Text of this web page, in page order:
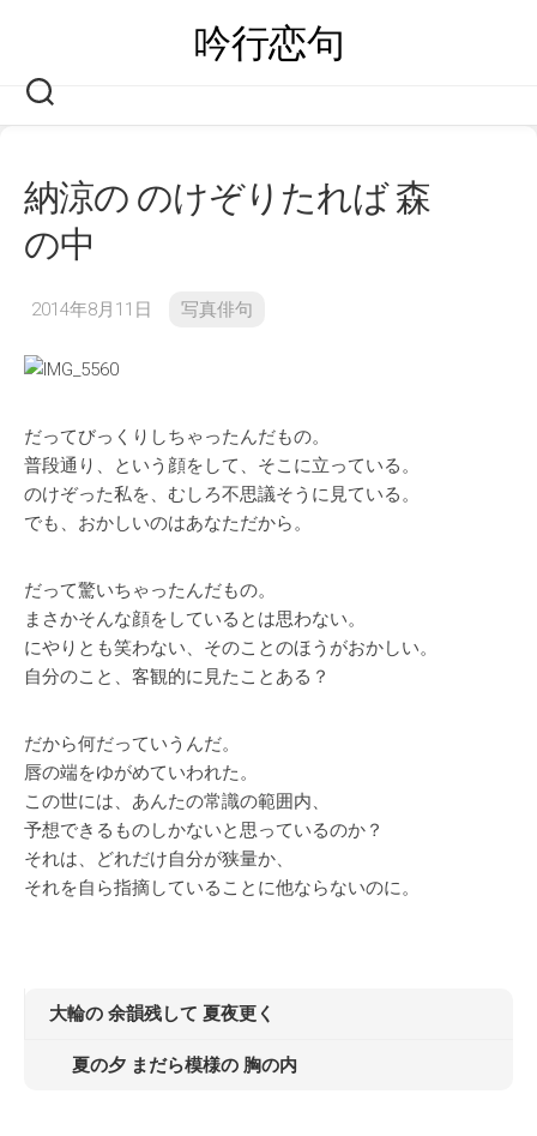
吟行恋句
納涼の のけぞりたれば 森
の中
2014年8月11日 写真俳句
だってびっくりしちゃったんだもの。
普段通り、という顔をして、そこに立っている。
のけぞった私を、むしろ不思議そうに見ている。
でも、おかしいのはあなただから。
だって驚いちゃったんだもの。
まさかそんな顔をしているとは思わない。
にやりとも笑わない、そのことのほうがおかしい。
自分のこと、客観的に見たことある？
だから何だっていうんだ。
唇の端をゆがめていわれた。
この世には、あんたの常識の範囲内、
予想できるものしかないと思っているのか？
それは、どれだけ自分が狭量か、
それを自ら指摘していることに他ならないのに。
大輪の 余韻残して 夏夜更く
夏の夕 まだら模様の 胸の内